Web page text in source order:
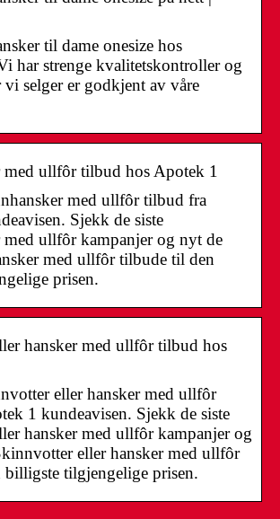
til dame onesize hos
har strenge kvalitetskontroller og
selger er godkjent av våre
med ullfôr tilbud hos Apotek 1
med ullfôr tilbud fra
Sjekk de siste
med ullfôr kampanjer og nyt de
med ullfôr tilbude til den
prisen.
hansker med ullfôr tilbud hos
eller hansker med ullfôr
1 kundeavisen. Sjekk de siste
hansker med ullfôr kampanjer og
eller hansker med ullfôr
tilgjengelige prisen.